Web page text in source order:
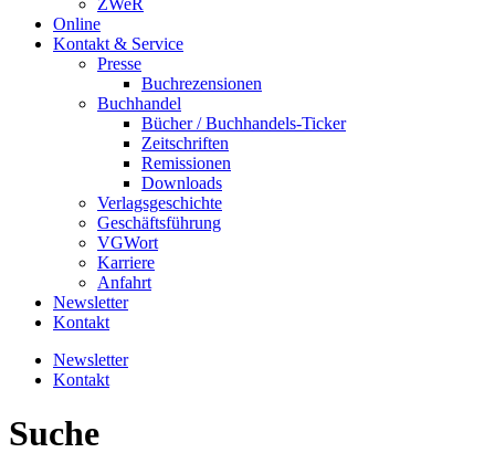
ZWeR
Online
Kontakt & Service
Presse
Buchrezensionen
Buchhandel
Bücher / Buchhandels-Ticker
Zeitschriften
Remissionen
Downloads
Verlagsgeschichte
Geschäftsführung
VGWort
Karriere
Anfahrt
Newsletter
Kontakt
Newsletter
Kontakt
Suche